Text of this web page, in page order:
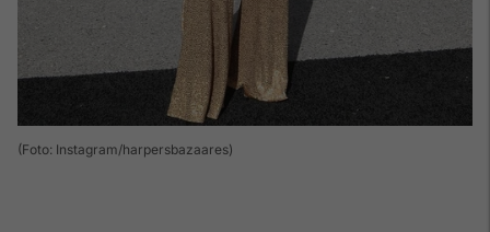
(Foto: Instagram/harpersbazaares)